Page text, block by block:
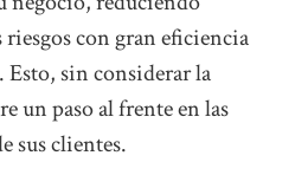
con gran eficiencia
sin considerar la
un paso al frente en las
sus clientes.